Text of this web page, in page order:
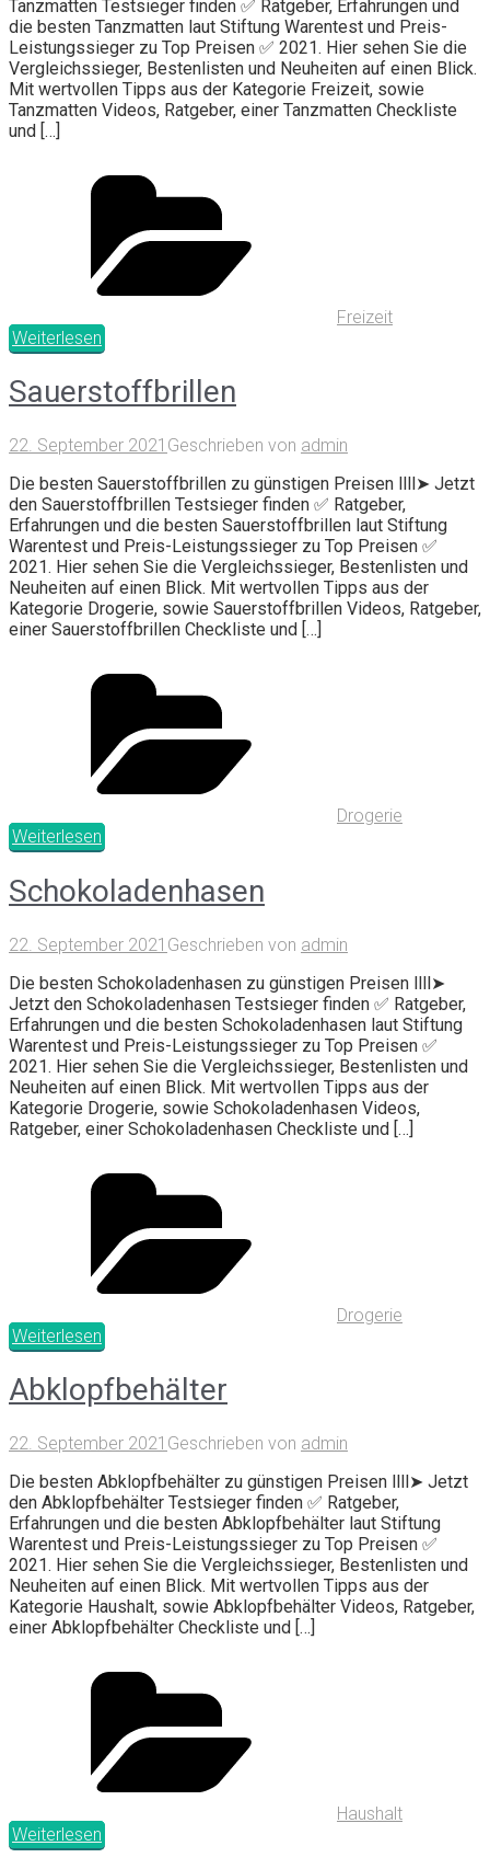
Tanzmatten Testsieger finden ✅ Ratgeber, Erfahrungen und
die besten Tanzmatten laut Stiftung Warentest und Preis-
Leistungssieger zu Top Preisen ✅ 2021. Hier sehen Sie die
Vergleichssieger, Bestenlisten und Neuheiten auf einen Blick.
Mit wertvollen Tipps aus der Kategorie Freizeit, sowie
Tanzmatten Videos, Ratgeber, einer Tanzmatten Checkliste
und […]
Freizeit
Weiterlesen
Sauerstoffbrillen
22. September 2021 Geschrieben von admin
Die besten Sauerstoffbrillen zu günstigen Preisen llll➤ Jetzt
den Sauerstoffbrillen Testsieger finden ✅ Ratgeber,
Erfahrungen und die besten Sauerstoffbrillen laut Stiftung
Warentest und Preis-Leistungssieger zu Top Preisen ✅
2021. Hier sehen Sie die Vergleichssieger, Bestenlisten und
Neuheiten auf einen Blick. Mit wertvollen Tipps aus der
Kategorie Drogerie, sowie Sauerstoffbrillen Videos, Ratgeber,
einer Sauerstoffbrillen Checkliste und […]
Drogerie
Weiterlesen
Schokoladenhasen
22. September 2021 Geschrieben von admin
Die besten Schokoladenhasen zu günstigen Preisen llll➤
Jetzt den Schokoladenhasen Testsieger finden ✅ Ratgeber,
Erfahrungen und die besten Schokoladenhasen laut Stiftung
Warentest und Preis-Leistungssieger zu Top Preisen ✅
2021. Hier sehen Sie die Vergleichssieger, Bestenlisten und
Neuheiten auf einen Blick. Mit wertvollen Tipps aus der
Kategorie Drogerie, sowie Schokoladenhasen Videos,
Ratgeber, einer Schokoladenhasen Checkliste und […]
Drogerie
Weiterlesen
Abklopfbehälter
22. September 2021 Geschrieben von admin
Die besten Abklopfbehälter zu günstigen Preisen llll➤ Jetzt
den Abklopfbehälter Testsieger finden ✅ Ratgeber,
Erfahrungen und die besten Abklopfbehälter laut Stiftung
Warentest und Preis-Leistungssieger zu Top Preisen ✅
2021. Hier sehen Sie die Vergleichssieger, Bestenlisten und
Neuheiten auf einen Blick. Mit wertvollen Tipps aus der
Kategorie Haushalt, sowie Abklopfbehälter Videos, Ratgeber,
einer Abklopfbehälter Checkliste und […]
Haushalt
Weiterlesen